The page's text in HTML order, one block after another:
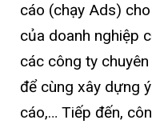
cáo (chạy Ads)
của doanh nghiệp
các công ty
để cùng xây dựng
cáo,… Tiếp đến,